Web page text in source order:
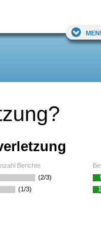
Berichte
(2/3)
(1/3)